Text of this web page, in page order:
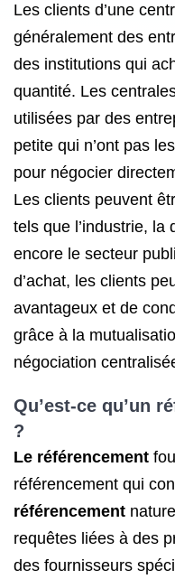
Les clients d’une
généralement des
des institutions qui
quantité. Les
utilisées par des
petite qui n’ont pas
pour négocier
Les clients peuvent
tels que l’industrie, la
encore le secteur
d’achat, les clients
avantageux et de
grâce à la
négociation
Qu’est-ce qu’un
?
Le référencement
référencement qui
référencement
requêtes liées à des
des fournisseurs